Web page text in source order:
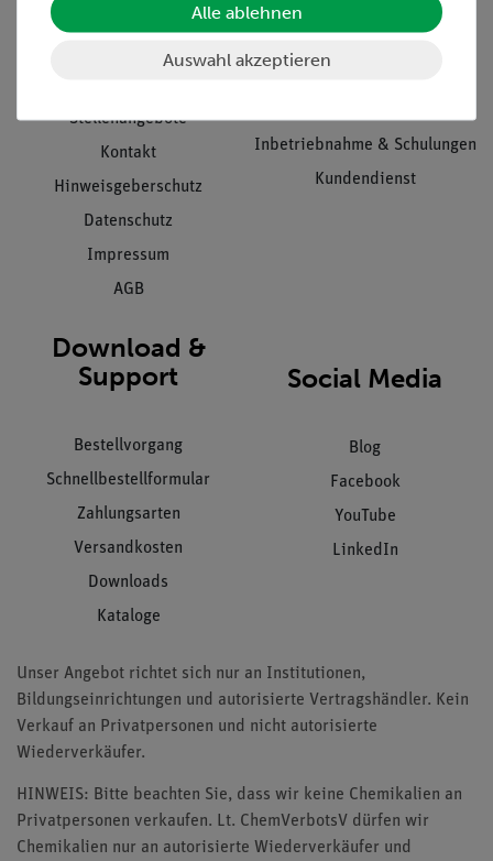
Projekte und Lösungen
Stellenangebote
Kontakt
Hinweisgeberschutz
Datenschutz
Impressum
AGB
Übersicht Service
Beratung & Showroom
Inbetriebnahme & Schulungen
Kundendienst
Download &
Support
Bestellvorgang
Schnellbestellformular
Zahlungsarten
Versandkosten
Downloads
Kataloge
Social Media
Blog
Facebook
YouTube
LinkedIn
Unser Angebot richtet sich nur an Institutionen,
Bildungseinrichtungen und autorisierte Vertragshändler. Kein
Verkauf an Privatpersonen und nicht autorisierte
Wiederverkäufer.
HINWEIS: Bitte beachten Sie, dass wir keine Chemikalien an
Privatpersonen verkaufen. Lt. ChemVerbotsV dürfen wir
Chemikalien nur an autorisierte Wiederverkäufer und
Alle ablehnen
Auswahl akzeptieren